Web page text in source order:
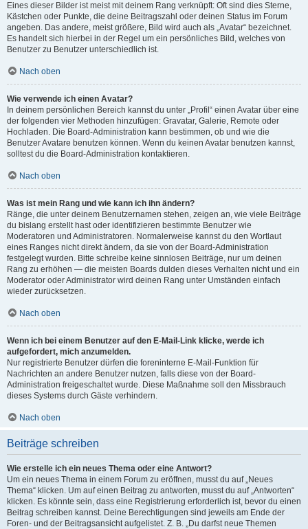
Eines dieser Bilder ist meist mit deinem Rang verknüpft: Oft sind dies Sterne,
Kästchen oder Punkte, die deine Beitragszahl oder deinen Status im Forum
angeben. Das andere, meist größere, Bild wird auch als „Avatar“ bezeichnet.
Es handelt sich hierbei in der Regel um ein persönliches Bild, welches von
Benutzer zu Benutzer unterschiedlich ist.
Nach oben
Wie verwende ich einen Avatar?
In deinem persönlichen Bereich kannst du unter „Profil“ einen Avatar über eine
der folgenden vier Methoden hinzufügen: Gravatar, Galerie, Remote oder
Hochladen. Die Board-Administration kann bestimmen, ob und wie die
Benutzer Avatare benutzen können. Wenn du keinen Avatar benutzen kannst,
solltest du die Board-Administration kontaktieren.
Nach oben
Was ist mein Rang und wie kann ich ihn ändern?
Ränge, die unter deinem Benutzernamen stehen, zeigen an, wie viele Beiträge
du bislang erstellt hast oder identifizieren bestimmte Benutzer wie
Moderatoren und Administratoren. Normalerweise kannst du den Wortlaut
eines Ranges nicht direkt ändern, da sie von der Board-Administration
festgelegt wurden. Bitte schreibe keine sinnlosen Beiträge, nur um deinen
Rang zu erhöhen — die meisten Boards dulden dieses Verhalten nicht und ein
Moderator oder Administrator wird deinen Rang unter Umständen einfach
wieder zurücksetzen.
Nach oben
Wenn ich bei einem Benutzer auf den E-Mail-Link klicke, werde ich
aufgefordert, mich anzumelden.
Nur registrierte Benutzer dürfen die foreninterne E-Mail-Funktion für
Nachrichten an andere Benutzer nutzen, falls diese von der Board-
Administration freigeschaltet wurde. Diese Maßnahme soll den Missbrauch
dieses Systems durch Gäste verhindern.
Nach oben
Beiträge schreiben
Wie erstelle ich ein neues Thema oder eine Antwort?
Um ein neues Thema in einem Forum zu eröffnen, musst du auf „Neues
Thema“ klicken. Um auf einen Beitrag zu antworten, musst du auf „Antworten“
klicken. Es könnte sein, dass eine Registrierung erforderlich ist, bevor du einen
Beitrag schreiben kannst. Deine Berechtigungen sind jeweils am Ende der
Foren- und der Beitragsansicht aufgelistet. Z. B. „Du darfst neue Themen